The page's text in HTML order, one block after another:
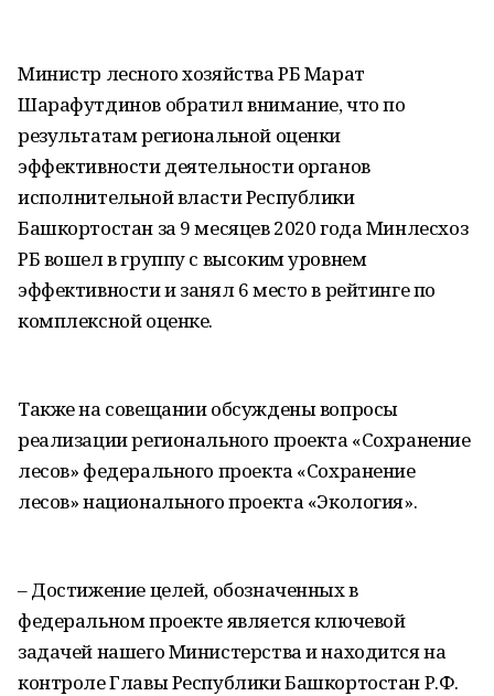
Министр лесного хозяйства РБ Марат
Шарафутдинов обратил внимание, что по
результатам региональной оценки
эффективности деятельности органов
исполнительной власти Республики
Башкортостан за 9 месяцев 2020 года Минлесхоз
РБ вошел в группу с высоким уровнем
эффективности и занял 6 место в рейтинге по
комплексной оценке.
Также на совещании обсуждены вопросы
реализации регионального проекта «Сохранение
лесов» федерального проекта «Сохранение
лесов» национального проекта «Экология».
– Достижение целей, обозначенных в
федеральном проекте является ключевой
задачей нашего Министерства и находится на
контроле Главы Республики Башкортостан Р.Ф.